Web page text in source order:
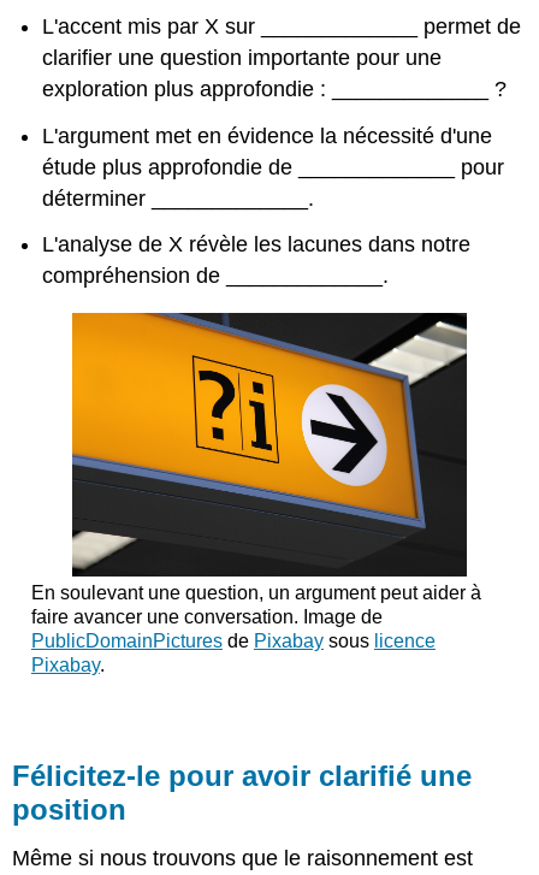
L'accent mis par X sur _____________ permet de
clarifier une question importante pour une
exploration plus approfondie : _____________ ?
L'argument met en évidence la nécessité d'une
étude plus approfondie de _____________ pour
déterminer _____________.
L'analyse de X révèle les lacunes dans notre
compréhension de _____________.
En soulevant une question, un argument peut aider à
faire avancer une conversation. Image de
PublicDomainPicturesde Pixabaysous licence
Pixabay.
Félicitez-le pour avoir clarifié une
position
Même si nous trouvons que le raisonnement est